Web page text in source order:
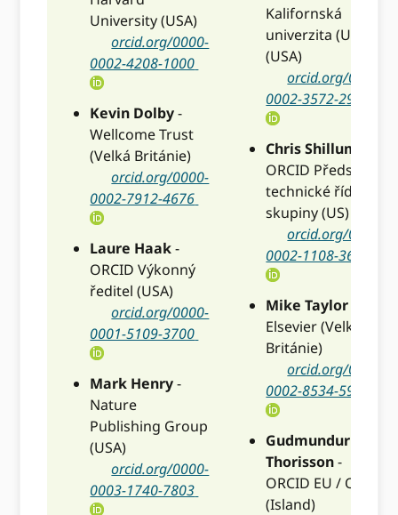
University (USA)
orcid.org/0000-
0002-4208-1000
Kevin Dolby-
Wellcome Trust
(Velká Británie)
orcid.org/0000-
0002-7912-4676
Laure Haak-
ORCID Výkonný
ředitel (USA)
orcid.org/0000-
0001-5109-3700
Mark Henry-
Nature
Publishing Group
(USA)
orcid.org/0000-
0003-1740-7803
Kalifornská
univerzita (UCOP)
(USA)
orcid.org/0000-
0002-3572-2981
Chris Shillum
ORCID Předseda
technické řídící
skupiny (US)
orcid.org/0000-
0002-1108-3660
Mike Taylor
Elsevier (Velká
Británie)
orcid.org/0000-
0002-8534-5985
Gudmundur
Thorisson-
ORCID EU / ODIN
(Island)